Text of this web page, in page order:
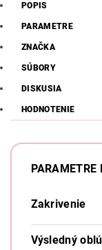
POPIS
PARAMETRE
ZNAČKA
SÚBORY
DISKUSIA
HODNOTENIE
PARAMETRE
Zakrivenie
Výsledný